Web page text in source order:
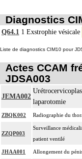
Diagnostics
Q64.1 1 Exstrophie vésicale
Liste de diagnostics CIM10 pour
Actes CCAM
JDSA003
JEMA002
laparotomie
ZBQK002 Radiographie du
ZZQP003
Surveillance
patient ventilé
JHAA001 Allongement du